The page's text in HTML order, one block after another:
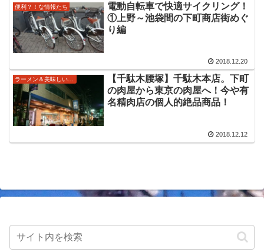
便利？！な情報たち
電動自転車で快適サイクリング！
①上野～池袋間の下町商店街めぐ
り編
2018.12.20
ラーメン＆美味しい物♪
【千駄木腰塚】千駄木本店。下町
の肉屋から東京の肉屋へ！今や有
名精肉店の個人的絶品商品！
2018.12.12